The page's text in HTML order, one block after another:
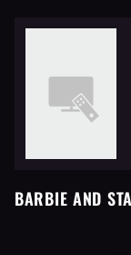
BARBIE AND